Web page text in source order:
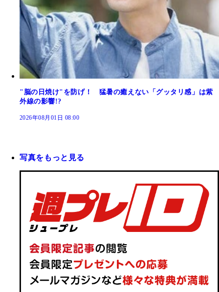
"脳の日焼け"を防げ！ 猛暑の癒えない「グッタリ感」は紫
外線の影響!?
2026年08月01日 08:00
写真をもっと見る